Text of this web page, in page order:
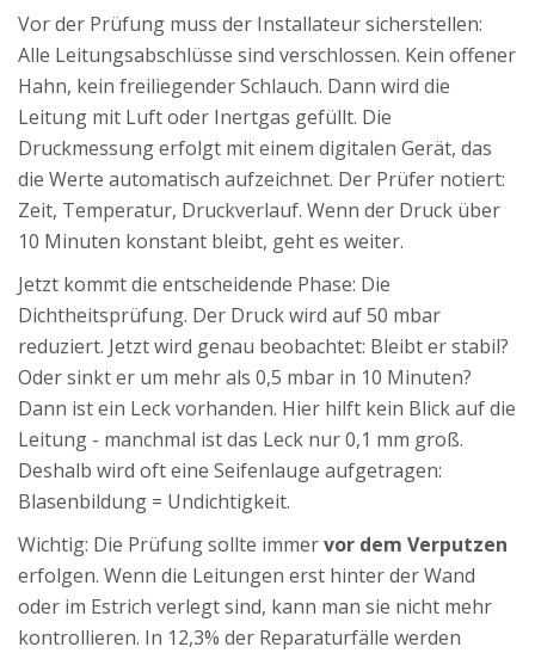
Vor der Prüfung muss der Installateur sicherstellen:
Alle Leitungsabschlüsse sind verschlossen. Kein offener
Hahn, kein freiliegender Schlauch. Dann wird die
Leitung mit Luft oder Inertgas gefüllt. Die
Druckmessung erfolgt mit einem digitalen Gerät, das
die Werte automatisch aufzeichnet. Der Prüfer notiert:
Zeit, Temperatur, Druckverlauf. Wenn der Druck über
10 Minuten konstant bleibt, geht es weiter.
Jetzt kommt die entscheidende Phase: Die
Dichtheitsprüfung. Der Druck wird auf 50 mbar
reduziert. Jetzt wird genau beobachtet: Bleibt er stabil?
Oder sinkt er um mehr als 0,5 mbar in 10 Minuten?
Dann ist ein Leck vorhanden. Hier hilft kein Blick auf die
Leitung - manchmal ist das Leck nur 0,1 mm groß.
Deshalb wird oft eine Seifenlauge aufgetragen:
Blasenbildung = Undichtigkeit.
Wichtig: Die Prüfung sollte immervor dem Verputzen
erfolgen. Wenn die Leitungen erst hinter der Wand
oder im Estrich verlegt sind, kann man sie nicht mehr
kontrollieren. In 12,3% der Reparaturfälle werden